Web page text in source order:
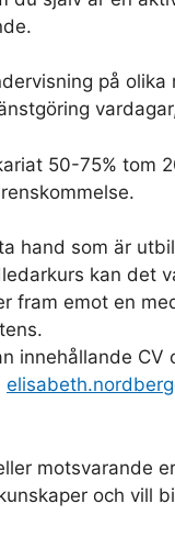
på
50-75% tom
hand som är
kan det
fram emot en
innehållande
motsvarande
och vill